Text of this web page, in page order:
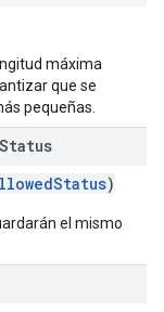
máxima
que se
pequeñas.
Status
)
el mismo